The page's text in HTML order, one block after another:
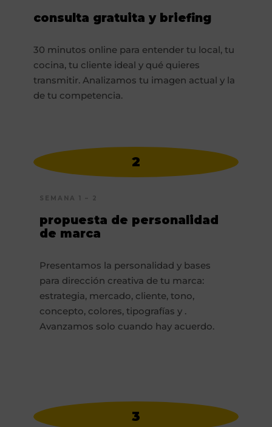
consulta gratuita y briefing
30 minutos online para entender tu local, tu
cocina, tu cliente ideal y qué quieres
transmitir. Analizamos tu imagen actual y la
de tu competencia.
2
SEMANA 1 – 2
propuesta de personalidad
de marca
Presentamos la personalidad y bases
para dirección creativa de tu marca:
estrategia, mercado, cliente, tono,
concepto, colores, tipografías y .
Avanzamos solo cuando hay acuerdo.
3